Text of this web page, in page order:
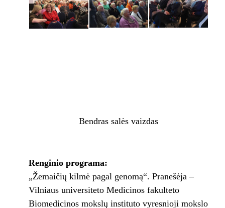
Bendras salės vaizdas
Renginio programa:
„Žemaičių kilmė pagal genomą“. Pranešėja –
Vilniaus universiteto Medicinos fakulteto
Biomedicinos mokslų instituto vyresnioji mokslo